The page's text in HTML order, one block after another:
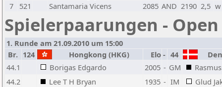
7
521 Santamaria Vicens 2085 AND 2190 2,5
Spielerpaarungen - Open
1. Runde am 21.09.2010 um 15:00
Br. 124 Hongkong (HKG) Elo - 44
44.1
Borigas Edgardo 2005 - GM
44.2
Lee T H Bryan 1935 - IM
Glud